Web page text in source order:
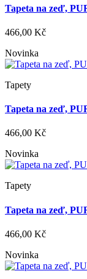
Tapeta na zeď,
466,00 Kč
Novinka
Tapety
Tapeta na zeď,
466,00 Kč
Novinka
Tapety
Tapeta na zeď,
466,00 Kč
Novinka